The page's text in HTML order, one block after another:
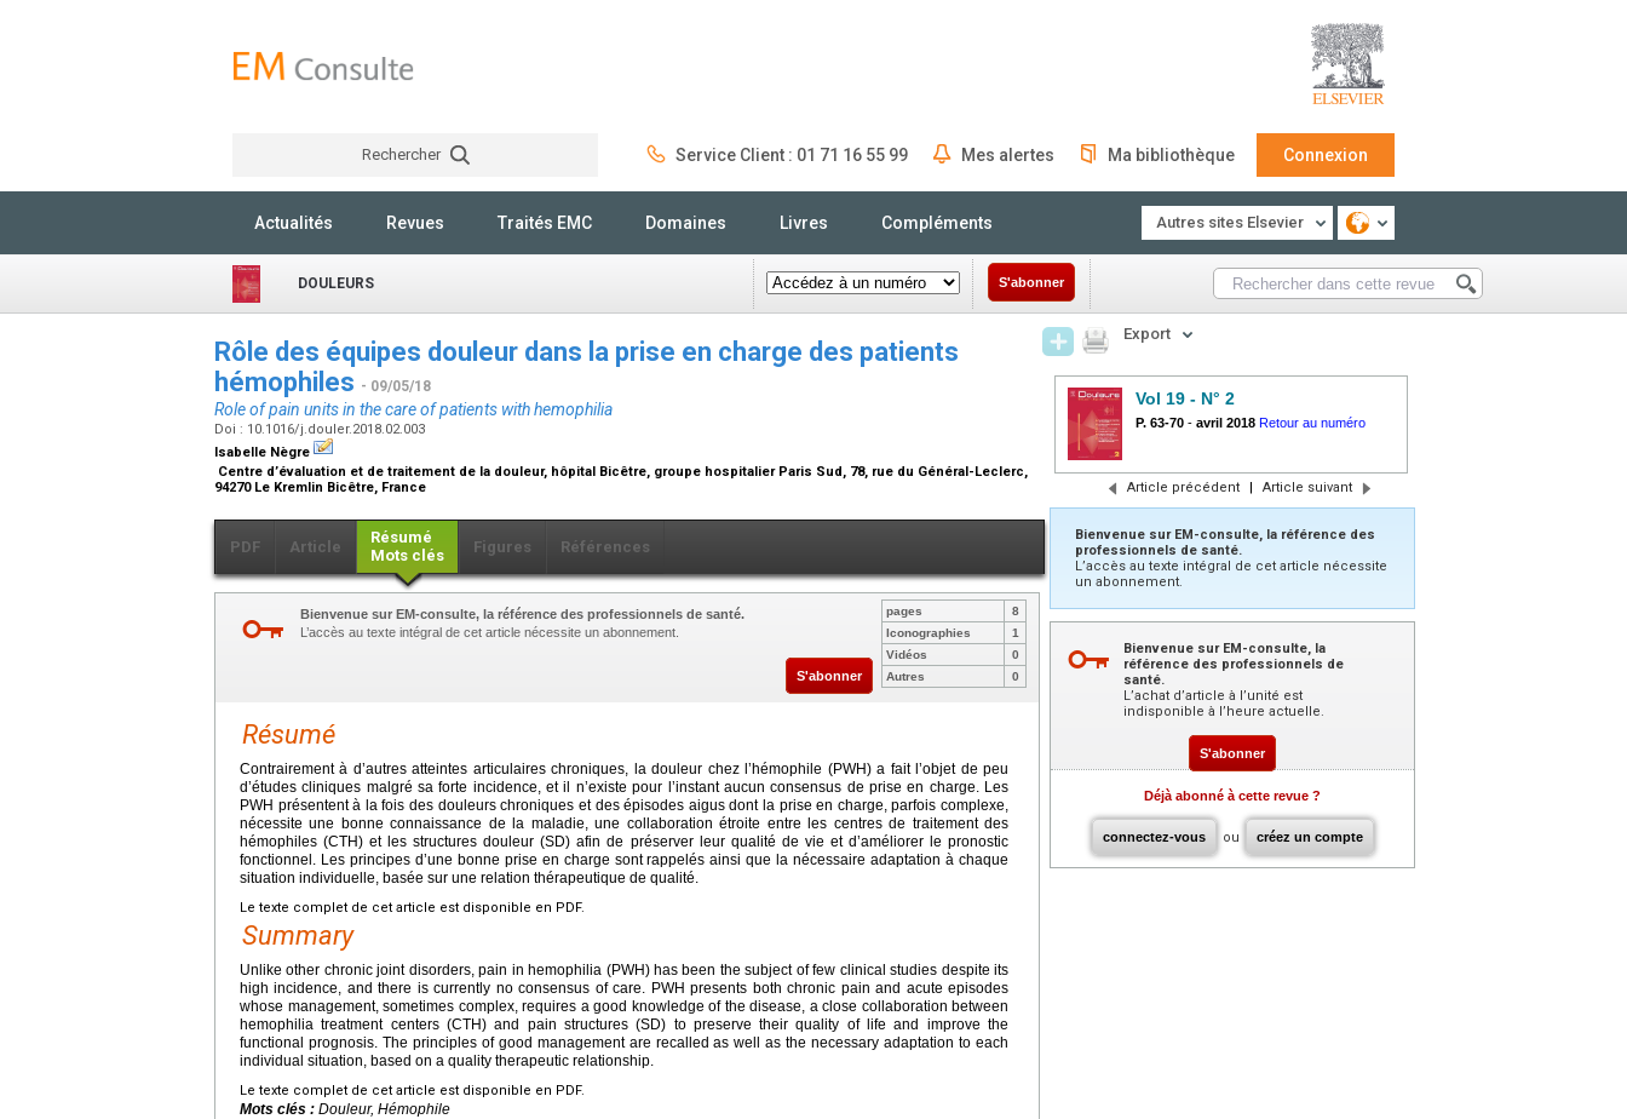
Rechercher Service Client : 01 71 16 55 99 Mes alertes Ma bibliothèque Connexion
Actualités Revues Traités EMC Domaines Livres Compléments Autres sites Elsevier
DOULEURS S'abonner
Rôle des équipes douleur dans la prise en charge des patients
hémophiles - 09/05/18
Role of pain units in the care of patients with hemophilia
Doi : 10.1016/j.douler.2018.02.003
Isabelle Nègre
Centre d’évaluation et de traitement de la douleur, hôpital Bicêtre, groupe hospitalier Paris Sud, 78, rue du Général-Leclerc,
94270 Le Kremlin Bicêtre, France
PDF Article
Résumé
Mots clés
Figures Références
Bienvenue sur EM-consulte, la référence des professionnels de santé.
L’accès au texte intégral de cet article nécessite un abonnement.
S'abonner
pages
8
Iconographies
1
Vidéos
0
Autres
0
Résumé
Contrairement à d’autres atteintes articulaires chroniques, la douleur chez l’hémophile (PWH) a fait l’objet de peu
d’études cliniques malgré sa forte incidence, et il n’existe pour l’instant aucun consensus de prise en charge. Les
PWH présentent à la fois des douleurs chroniques et des épisodes aigus dont la prise en charge, parfois complexe,
nécessite une bonne connaissance de la maladie, une collaboration étroite entre les centres de traitement des
hémophiles (CTH) et les structures douleur (SD) afin de préserver leur qualité de vie et d’améliorer le pronostic
fonctionnel. Les principes d’une bonne prise en charge sont rappelés ainsi que la nécessaire adaptation à chaque
situation individuelle, basée sur une relation thérapeutique de qualité.
Le texte complet de cet article est disponible en PDF.
Summary
Unlike other chronic joint disorders, pain in hemophilia (PWH) has been the subject of few clinical studies despite its
high incidence, and there is currently no consensus of care. PWH presents both chronic pain and acute episodes
whose management, sometimes complex, requires a good knowledge of the disease, a close collaboration between
hemophilia treatment centers (CTH) and pain structures (SD) to preserve their quality of life and improve the
functional prognosis. The principles of good management are recalled as well as the necessary adaptation to each
individual situation, based on a quality therapeutic relationship.
Le texte complet de cet article est disponible en PDF.
Mots clés : Douleur, Hémophile
Export
Vol 19 - N° 2
P. 63-70 - avril 2018 Retour au numéro
Article précédent | Article suivant
Bienvenue sur EM-consulte, la référence des
professionnels de santé.
L’accès au texte intégral de cet article nécessite
un abonnement.
Bienvenue sur EM-consulte, la
référence des professionnels de
santé.
L’achat d’article à l’unité est
indisponible à l’heure actuelle.
S'abonner
Déjà abonné à cette revue ?
connectez-vous ou créez un compte